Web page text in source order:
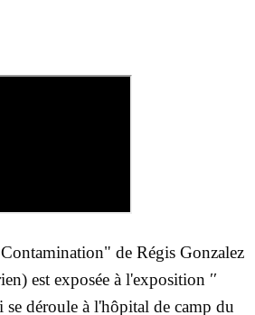
de Régis Gonzalez
est exposée à l'exposition ′′
déroule à l'hôpital de camp du